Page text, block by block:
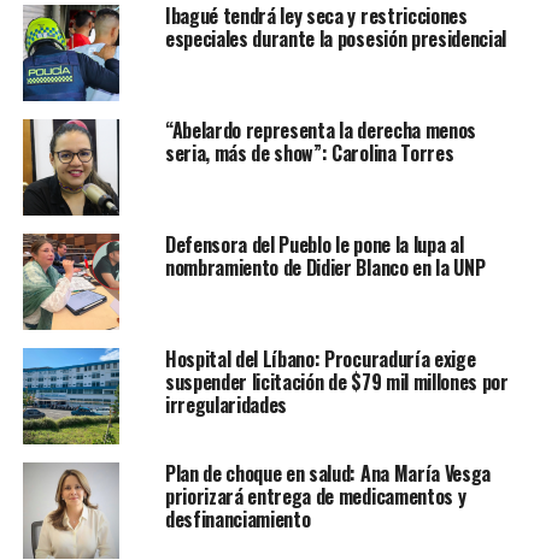
Ibagué tendrá ley seca y restricciones
especiales durante la posesión presidencial
“Abelardo representa la derecha menos
seria, más de show”: Carolina Torres
Defensora del Pueblo le pone la lupa al
nombramiento de Didier Blanco en la UNP
Hospital del Líbano: Procuraduría exige
suspender licitación de $79 mil millones por
irregularidades
Plan de choque en salud: Ana María Vesga
priorizará entrega de medicamentos y
desfinanciamiento